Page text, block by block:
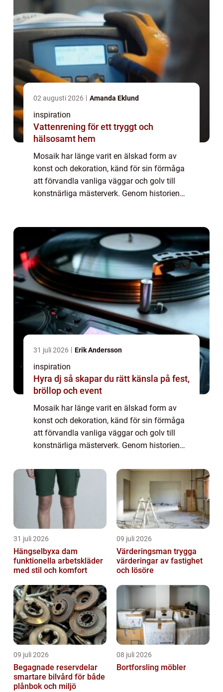
02 augusti 2026 Amanda Eklund
inspiration
Vattenrening för ett tryggt och
hälsosamt hem
Mosaik har länge varit en älskad form av
konst och dekoration, känd för sin förmåga
att förvandla vanliga väggar och golv till
konstnärliga mästerverk. Genom historien
31 juli 2026 Erik Andersson
inspiration
Hyra dj så skapar du rätt känsla på fest,
bröllop och event
Mosaik har länge varit en älskad form av
konst och dekoration, känd för sin förmåga
att förvandla vanliga väggar och golv till
konstnärliga mästerverk. Genom historien
31 juli 2026
Hängselbyxa dam
funktionella arbetskläder
med stil och komfort
09 juli 2026
Värderingsman trygga
värderingar av fastighet
och lösöre
09 juli 2026
Begagnade reservdelar
smartare bilvård för både
plånbok och miljö
08 juli 2026
Bortforsling möbler